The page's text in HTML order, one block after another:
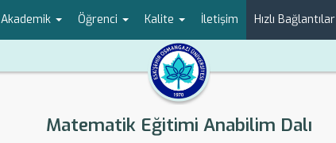
Akademik Öğrenci Kalite İletişim Hızlı Bağlantılar
Matematik Eğitimi Anabilim Dalı